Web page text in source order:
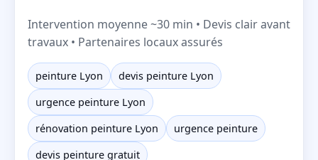
Intervention moyenne ~30 min • Devis clair avant
travaux • Partenaires locaux assurés
peinture Lyon
devis peinture Lyon
urgence peinture Lyon
rénovation peinture Lyon
urgence peinture
devis peinture gratuit